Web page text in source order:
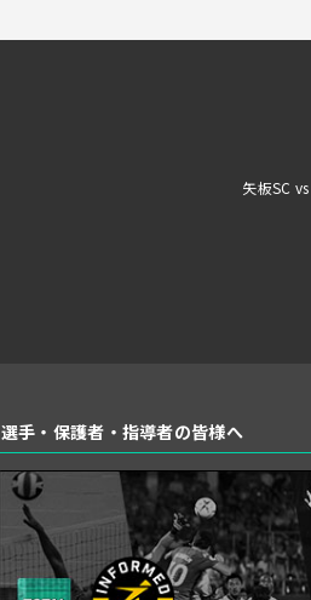
矢板SC
選手・保護者・指導者の皆様へ